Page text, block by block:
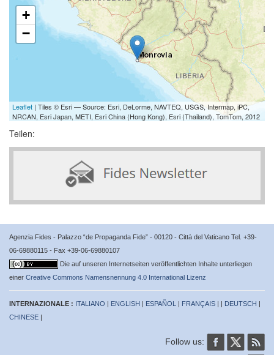
+
−
Leaflet | Tiles © Esri — Source: Esri, DeLorme, NAVTEQ, USGS, Intermap, iPC,
NRCAN, Esri Japan, METI, Esri China (Hong Kong), Esri (Thailand), TomTom, 2012
Teilen:
Agenzia Fides - Palazzo “de Propaganda Fide” - 00120 - Città del Vaticano Tel. +39-
06-69880115 - Fax +39-06-69880107
Die auf unseren Internetseiten veröffentlichten Inhalte unterliegen
einer Creative Commons Namensnennung 4.0 International Lizenz
INTERNAZIONALE : ITALIANO | ENGLISH | ESPAÑOL | FRANÇAIS | | DEUTSCH |
CHINESE |
Follow us: